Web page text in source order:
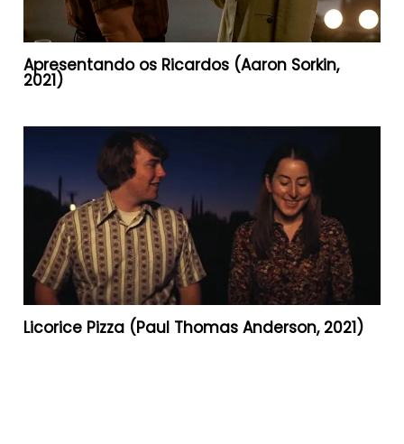
Apresentando os Ricardos (Aaron Sorkin,
2021)
Licorice Pizza (Paul Thomas Anderson, 2021)